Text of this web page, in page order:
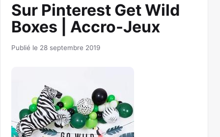
Sur Pinterest Get Wild
Boxes | Accro-Jeux
Publié le 28 septembre 2019